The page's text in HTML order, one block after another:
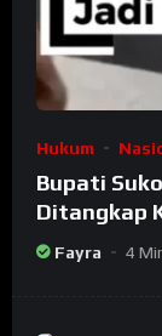
Hukum
Bupati
Ditangkap
Banyak Jadi
Fayra 4